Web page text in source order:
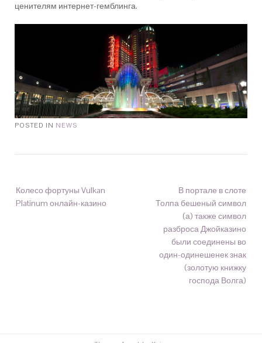
ценителям интернет-гемблинга.
POSTED IN NEWS
Колесо фортуны Vulkan
Platinum онлайн-казино
В портале в слоте
Толпа бешеный символ
(а) также символ
разброса Джойказино
были соединены во
один-одинешенек знак
(золотую книжку
господа Волга)